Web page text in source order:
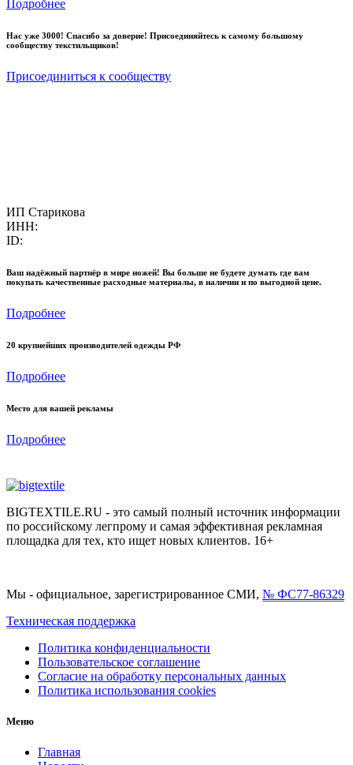
Подробнее
Нас уже 3000! Спасибо за доверие! Присоединяйтесь к самому большому
сообществу текстильщиков!
Присоединиться к сообществу
ИП Старикова
ИНН:
ID:
Ваш надёжный партнёр в мире ножей! Вы больше не будете думать где вам
покупать качественные расходные материалы, в наличии и по выгодной цене.
Подробнее
20 крупнейших производителей одежды РФ
Подробнее
Место для вашей рекламы
Подробнее
BIGTEXTILE.RU - это самый полный источник информации
по российскому легпрому и самая эффективная рекламная
площадка для тех, кто ищет новых клиентов. 16+
Мы - официальное, зарегистрированное СМИ, № ФС77-86329
Техническая поддержка
Политика конфиденциальности
Пользовательское соглашение
Согласие на обработку персональных данных
Политика использования cookies
Меню
Главная